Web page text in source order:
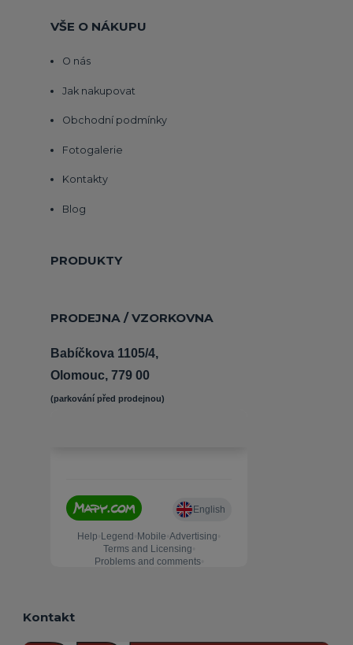
VŠE O NÁKUPU
O nás
Jak nakupovat
Obchodní podmínky
Fotogalerie
Kontakty
Blog
PRODUKTY
PRODEJNA / VZORKOVNA
Babíčkova 1105/4,
Olomouc, 779 00
(parkování před prodejnou)
Kontakt